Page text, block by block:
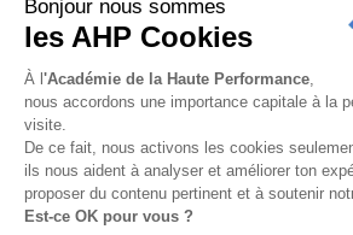
Bénéficier d'un
un conseiller de